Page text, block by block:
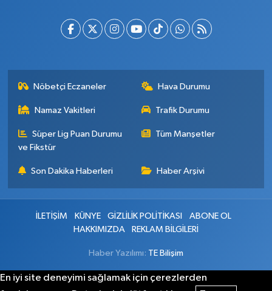
Nöbetçi Eczaneler Hava Durumu
Namaz Vakitleri Trafik Durumu
Süper Lig Puan Durumu
ve Fikstür
Tüm Manşetler
Son Dakika Haberleri Haber Arşivi
İLETİŞİM KÜNYE GİZLİLİK POLİTİKASI
ABONE OL
HAKKIMIZDA
REKLAM BİLGİLERİ
Haber Yazılımı: TE Bilişim
En iyi site deneyimi sağlamak için çerezlerden